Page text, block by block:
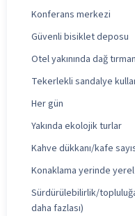
Konferans merkezi
Güvenli bisiklet deposu
Otel yakınında dağ
Tekerlekli sandalye
Her gün
Yakında ekolojik turlar
Kahve dükkanı/kafe
Konaklama yerinde yerel
Sürdürülebilirlik/
daha fazlası)